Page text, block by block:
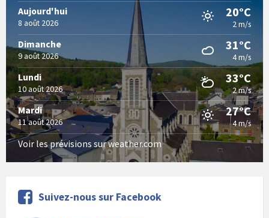
Aujourd'hui
8 août 2026
20°C
2 m/s
Dimanche
9 août 2026
31°C
4 m/s
Lundi
10 août 2026
33°C
2 m/s
Mardi
11 août 2026
27°C
4 m/s
Voir les prévisions sur weather.com
Suivez-nous sur Facebook